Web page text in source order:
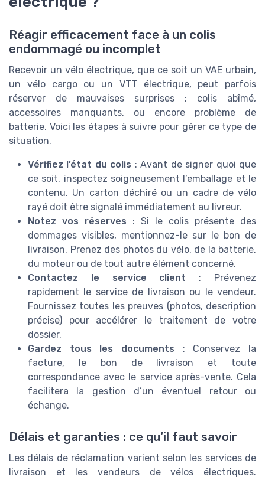
Réagir efficacement face à un colis
endommagé ou incomplet
Recevoir un vélo électrique, que ce soit un VAE urbain,
un vélo cargo ou un VTT électrique, peut parfois
réserver de mauvaises surprises : colis abîmé,
accessoires manquants, ou encore problème de
batterie. Voici les étapes à suivre pour gérer ce type de
situation.
Vérifiez l’état du colis : Avant de signer quoi que
ce soit, inspectez soigneusement l’emballage et le
contenu. Un carton déchiré ou un cadre de vélo
rayé doit être signalé immédiatement au livreur.
Notez vos réserves : Si le colis présente des
dommages visibles, mentionnez-le sur le bon de
livraison. Prenez des photos du vélo, de la batterie,
du moteur ou de tout autre élément concerné.
Contactez le service client : Prévenez
rapidement le service de livraison ou le vendeur.
Fournissez toutes les preuves (photos, description
précise) pour accélérer le traitement de votre
dossier.
Gardez tous les documents : Conservez la
facture, le bon de livraison et toute
correspondance avec le service après-vente. Cela
facilitera la gestion d’un éventuel retour ou
échange.
Délais et garanties : ce qu’il faut savoir
Les délais de réclamation varient selon les services de
livraison et les vendeurs de vélos électriques.